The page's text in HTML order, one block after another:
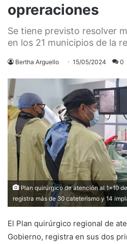
opreraciones
Se tiene previsto resolver
en los 21 municipios de la
Bertha Arguello 15/05/2024 0
Plan quirúrgico de atención al 1x10
registra más de 30 cateterismo y 14
El Plan quirúrgico regional de
Gobierno, registra en sus dos